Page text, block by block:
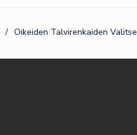
/ Oikeiden Talvirenkaiden